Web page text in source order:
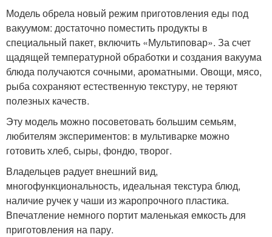
Модель обрела новый режим приготовления еды под
вакуумом: достаточно поместить продукты в
специальный пакет, включить «Мультиповар». За счет
щадящей температурной обработки и создания вакуума
блюда получаются сочными, ароматными. Овощи, мясо,
рыба сохраняют естественную текстуру, не теряют
полезных качеств.
Эту модель можно посоветовать большим семьям,
любителям экспериментов: в мультиварке можно
готовить хлеб, сыры, фондю, творог.
Владельцев радует внешний вид,
многофункциональность, идеальная текстура блюд,
наличие ручек у чаши из жаропрочного пластика.
Впечатление немного портит маленькая емкость для
приготовления на пару.